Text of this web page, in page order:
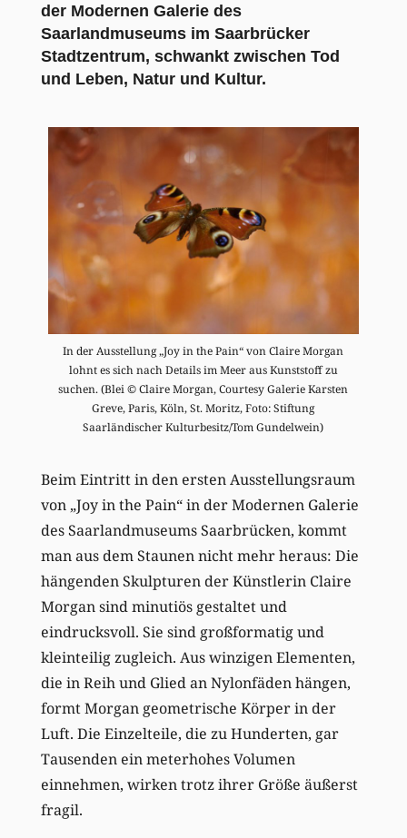
der Modernen Galerie des
Saarlandmuseums im Saarbrücker
Stadtzentrum, schwankt zwischen Tod
und Leben, Natur und Kultur.
In der Ausstellung „Joy in the Pain“ von Claire Morgan
lohnt es sich nach Details im Meer aus Kunststoff zu
suchen. (Blei © Claire Morgan, Courtesy Galerie Karsten
Greve, Paris, Köln, St. Moritz, Foto: Stiftung
Saarländischer Kulturbesitz/Tom Gundelwein)
Beim Eintritt in den ersten Ausstellungsraum
von „Joy in the Pain“ in der Modernen Galerie
des Saarlandmuseums Saarbrücken, kommt
man aus dem Staunen nicht mehr heraus: Die
hängenden Skulpturen der Künstlerin Claire
Morgan sind minutiös gestaltet und
eindrucksvoll. Sie sind großformatig und
kleinteilig zugleich. Aus winzigen Elementen,
die in Reih und Glied an Nylonfäden hängen,
formt Morgan geometrische Körper in der
Luft. Die Einzelteile, die zu Hunderten, gar
Tausenden ein meterhohes Volumen
einnehmen, wirken trotz ihrer Größe äußerst
fragil.